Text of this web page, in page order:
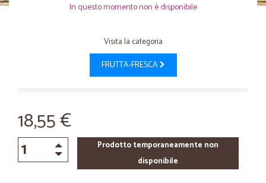
In questo momento non è disponibile
Visita la categoria
FRUTTA-FRESCA
18,55 €
Prodotto temporaneamente non
disponibile